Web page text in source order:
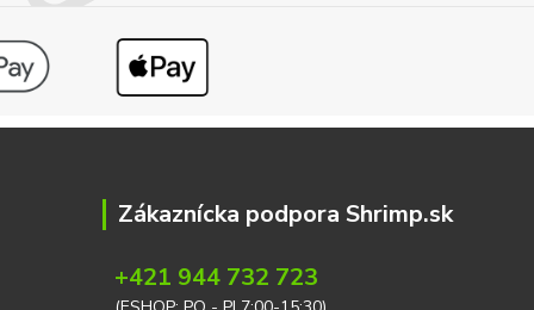
Zákaznícka podpora Shrimp.sk
+421 944 732 723